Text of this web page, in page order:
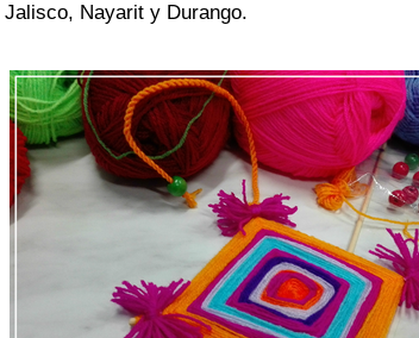
Jalisco, Nayarit y Durango.